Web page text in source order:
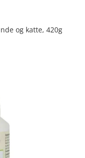
og katte, 420g